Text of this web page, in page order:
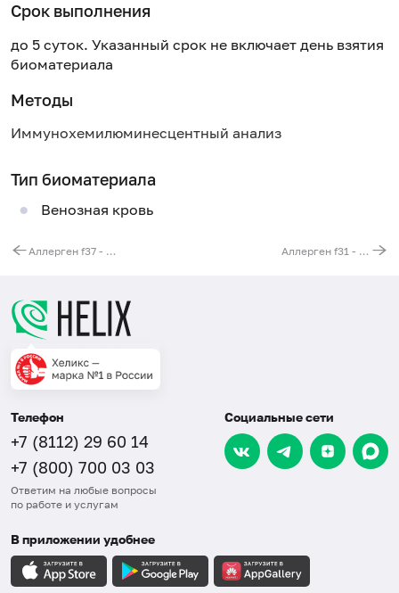
Срок выполнения
до 5 суток. Указанный срок не включает день взятия
биоматериала
Методы
Иммунохемилюминесцентный анализ
Тип биоматериала
Венозная кровь
Аллерген f37 - мидия (голубая), IgG Аллерген f31 - морковь, IgG
Телефон
+7 (8112) 29 60 14
+7 (800) 700 03 03
Ответим на любые вопросы
по работе и услугам
Социальные сети
В приложении удобнее